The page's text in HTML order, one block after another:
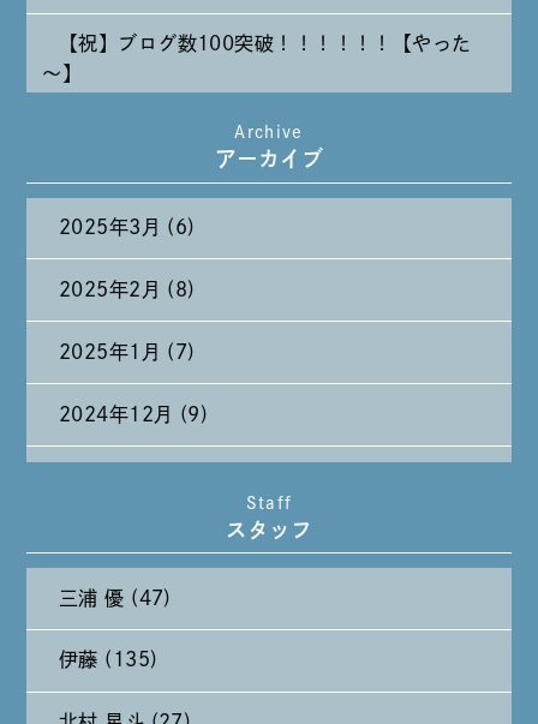
【祝】ブログ数100突破！！！！！！【やった
～】
たまには純喫茶なんて～～～
Archive
アーカイブ
2025年3月 (6)
2025年2月 (8)
2025年1月 (7)
2024年12月 (9)
2024年9月 (11)
2024年8月 (11)
Staff
スタッフ
三浦 優 (47)
伊藤 (135)